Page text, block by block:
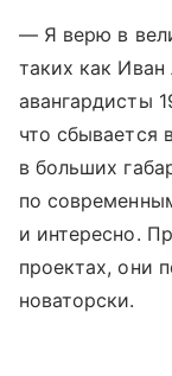
— Я верю в
таких как
авангардисты
что сбывается
в больших
по
и интересно.
проектах, они
новаторски.